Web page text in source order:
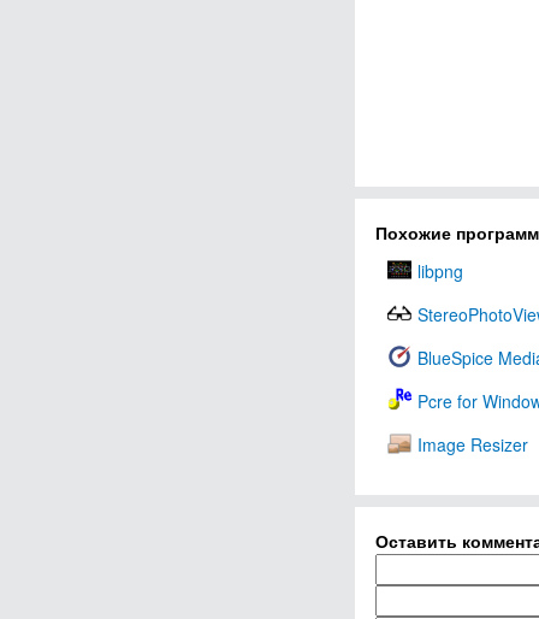
Похожие
libpng
BlueSpice
Pcre for
Image Resizer
Оставить